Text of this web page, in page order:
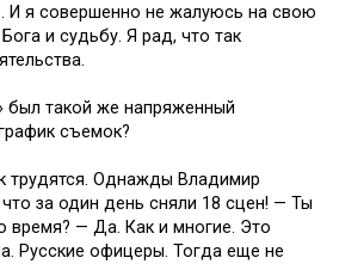
И я совершенно не жалуюсь на свою
и судьбу. Я рад, что так
был такой же напряженный
съемок?
трудятся. Однажды Владимир
за один день сняли 18 сцен! — Ты
время? — Да. Как и многие. Это
Русские офицеры. Тогда еще не